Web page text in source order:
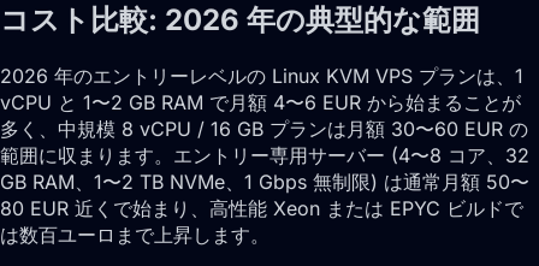
コスト比較: 2026 年の典型的な範囲
2026 年のエントリーレベルの Linux KVM VPS プランは、1
vCPU と 1〜2 GB RAM で月額 4〜6 EUR から始まることが
多く、中規模 8 vCPU / 16 GB プランは月額 30〜60 EUR の
範囲に収まります。エントリー専用サーバー (4〜8 コア、32
GB RAM、1〜2 TB NVMe、1 Gbps 無制限) は通常月額 50〜
80 EUR 近くで始まり、高性能 Xeon または EPYC ビルドで
は数百ユーロまで上昇します。